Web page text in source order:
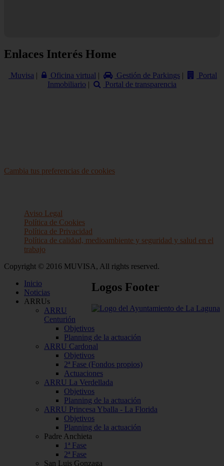
Enlaces Interés Home
Muvisa | Oficina virtual | Gestión de Parkings |
Portal
Inmobiliario | Portal de transparencia
Cambia tus preferencias de cookies
Aviso Legal
Política de Cookies
Política de Privacidad
Política de calidad, medioambiente y seguridad y salud en el
trabajo
Copyright © 2016 MUVISA, All rights reserved.
Logos Footer
Inicio
Noticias
ARRUs
ARRU
Centurión
Objetivos
Planning de la actuación
ARRU Cardonal
Objetivos
2ª Fase (Fondos propios)
Actuaciones
ARRU La Verdellada
Objetivos
Planning de la actuación
ARRU Princesa Yballa - La Florida
Objetivos
Planning de la actuación
Padre Anchieta
1ª Fase
2ª Fase
San Luis Gonzaga